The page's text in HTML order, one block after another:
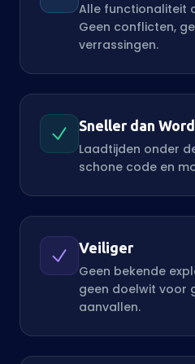
Alle functionaliteit
Geen conflicten,
verrassingen.
Sneller dan
Laadtijden onder
schone code en
Veiliger
Geen bekende
geen doelwit voor
aanvallen.